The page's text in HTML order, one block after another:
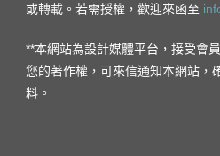
或轉載。若需授權，歡迎來函至
**本網站為設計媒體平台，接受會
您的著作權，可來信通知本網站，
料。